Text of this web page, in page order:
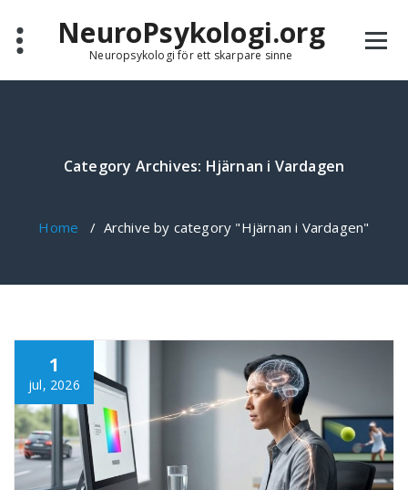
content
NeuroPsykologi.org
Neuropsykologi för ett skarpare sinne
Category Archives: Hjärnan i Vardagen
Home / Archive by category "Hjärnan i Vardagen"
1
jul, 2026